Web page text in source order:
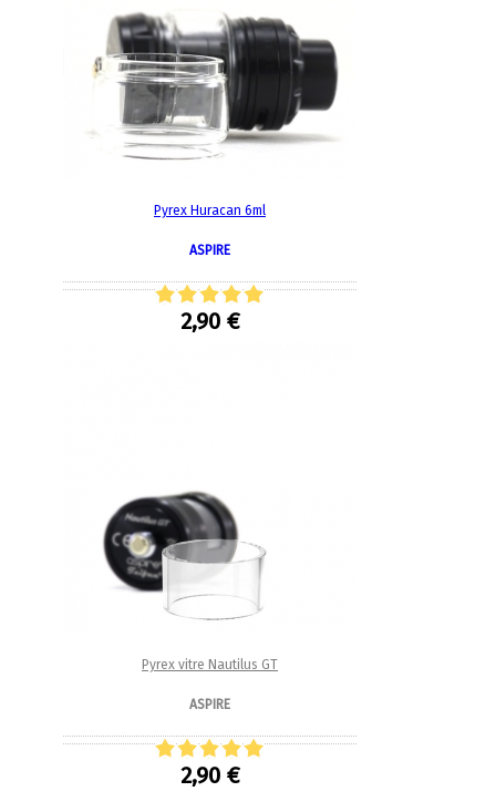
Pyrex Huracan 6ml
ASPIRE
2,90 €
Pyrex vitre Nautilus GT
ASPIRE
2,90 €